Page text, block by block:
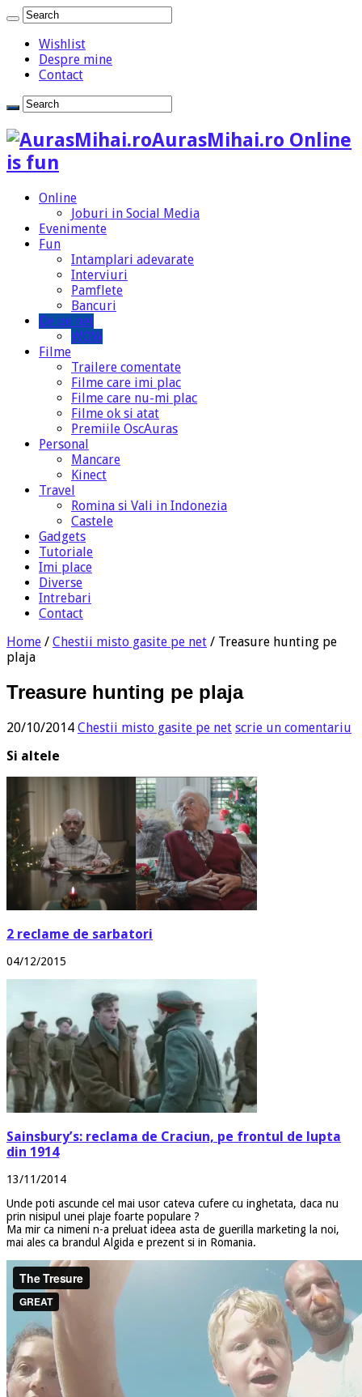
Wishlist
Despre mine
Contact
AurasMihai.ro Online
is fun
Online
Joburi in Social Media
Evenimente
Fun
Intamplari adevarate
Interviuri
Pamflete
Bancuri
De pe net
WOW
Filme
Trailere comentate
Filme care imi plac
Filme care nu-mi plac
Filme ok si atat
Premiile OscAuras
Personal
Mancare
Kinect
Travel
Romina si Vali in Indonezia
Castele
Gadgets
Tutoriale
Imi place
Diverse
Intrebari
Contact
Home / Chestii misto gasite pe net / Treasure hunting pe
plaja
Treasure hunting pe plaja
20/10/2014 Chestii misto gasite pe net scrie un comentariu
Si altele
2 reclame de sarbatori
04/12/2015
Sainsbury’s: reclama de Craciun, pe frontul de lupta
din 1914
13/11/2014
Unde poti ascunde cel mai usor cateva cufere cu inghetata, daca nu
prin nisipul unei plaje foarte populare ?
Ma mir ca nimeni n-a preluat ideea asta de guerilla marketing la noi,
mai ales ca brandul Algida e prezent si in Romania.